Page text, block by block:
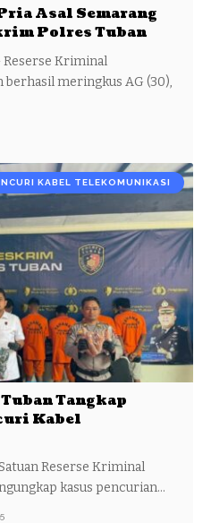
Asal Semarang
Polres Tuban
Kriminal
meringkus AG (30),
KABEL TELEKOMUNIKASI
Tangkap
Kabel
Reserse Kriminal
kasus pencurian…